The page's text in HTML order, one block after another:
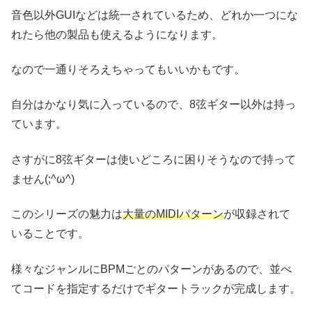
音色以外GUIなどは統一されているため、どれか一つにな
れたら他の製品も使えるようになります。
なので一通りそろえちゃってもいいかもです。
自分はかなり気に入っているので、8弦ギター以外は持っ
ています。
さすがに8弦ギターは使いどころに困りそうなので持って
ません(;^ω^)
このシリーズの魅力は大量のMIDIパターンが収録されて
いることです。
様々なジャンルにBPMごとのパターンがあるので、並べ
てコードを指定するだけでギタートラックが完成します。